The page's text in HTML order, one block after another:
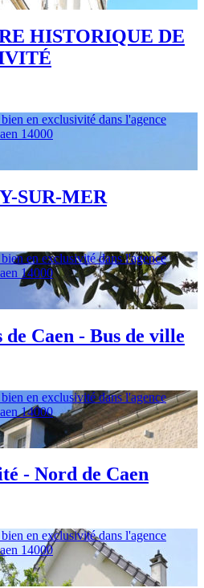
HISTORIQUE DE
SUR-MER
Caen - Bus de ville
- Nord de Caen